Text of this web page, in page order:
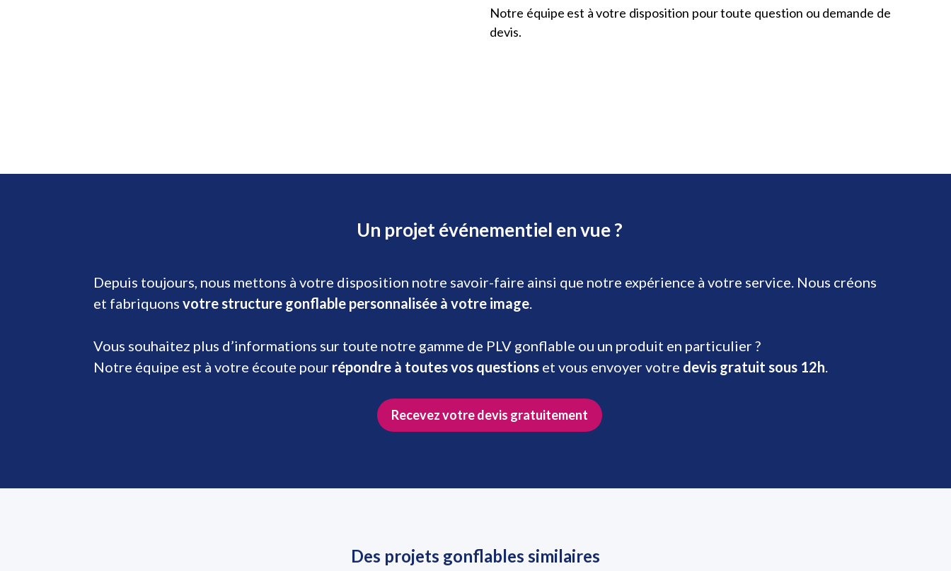
Notre équipe est à votre disposition pour toute question ou demande de
devis.
Un projet événementiel en vue ?
Depuis toujours, nous mettons à votre disposition notre savoir-faire ainsi que notre expérience à votre service. Nous créons
et fabriquons votre structure gonflable personnalisée à votre image.
Vous souhaitez plus d’informations sur toute notre gamme de PLV gonflable ou un produit en particulier ?
Notre équipe est à votre écoute pour répondre à toutes vos questions et vous envoyer votre devis gratuit sous 12h.
Recevez votre devis gratuitement
Des projets gonflables similaires